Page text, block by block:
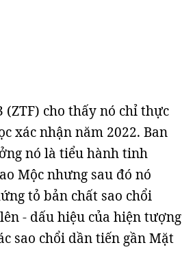
(ZTF) cho thấy nó chỉ thực
xác nhận năm 2022. Ban
nó là tiểu hành tinh
Mộc nhưng sau đó nó
tỏ bản chất sao chổi
- dấu hiệu của hiện tượng
sao chổi dần tiến gần Mặt